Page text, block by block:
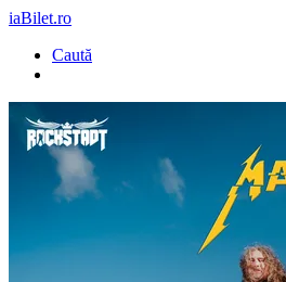
iaBilet.ro
Caută